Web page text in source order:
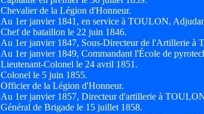
Chevalier de la Légion d'Honneur.
Au 1er janvier 1841, en service à TOULON,
Chef de bataillon le 22 juin 1846.
Au 1er janvier 1847, Sous-Directeur de l'Artillerie à
Au 1er janvier 1849, Commandant l'École de
Lieutenant-Colonel le 24 avril 1851.
Colonel le 5 juin 1855.
Officier de la Légion d'Honneur.
Au 1er janvier 1857, Directeur d'artillerie à
Général de Brigade le 15 juillet 1858.